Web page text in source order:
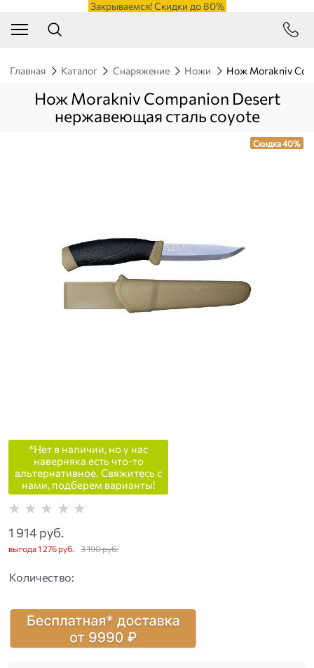
Закрываемся! Скидки до 80%
Главная Каталог Снаряжение Ножи Нож Morakniv
Нож Morakniv Companion Desert
нержавеющая сталь coyote
Скидка 40%
*Нет в наличии, но у нас
наверняка есть что-то
альтернативное. Свяжитесь с
нами, подберем варианты!
3 190 руб.
1 914 руб.
выгода1 276 руб.
Количество: